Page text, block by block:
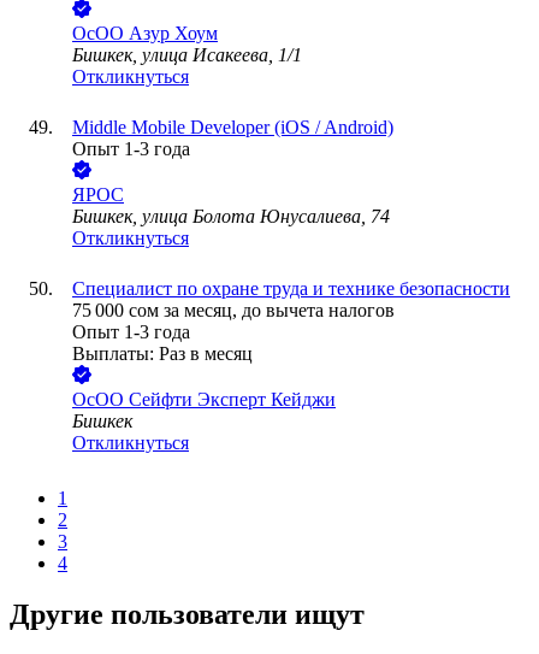
ОсОО Азур Хоум
Бишкек, улица Исакеева, 1/1
Откликнуться
Middle Mobile Developer (iOS / Android)
Опыт 1-3 года
ЯРОС
Бишкек, улица Болота Юнусалиева, 74
Откликнуться
Специалист по охране труда и технике безопасности
75 000 сом за месяц, до вычета налогов
Опыт 1-3 года
Выплаты: Раз в месяц
ОсОО Сейфти Эксперт Кейджи
Бишкек
Откликнуться
1
2
3
4
Другие пользователи ищут